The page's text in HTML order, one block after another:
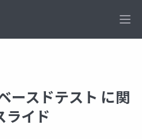
ースドテスト に関
ライド